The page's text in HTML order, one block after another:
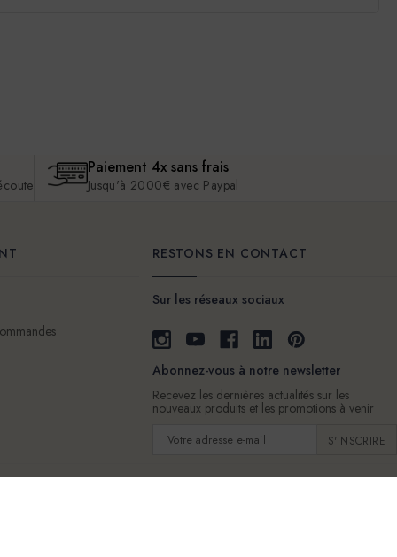
Paiement 4x sans frais
Jusqu'à 2000€ avec Paypal
RESTONS EN CONTACT
Sur les réseaux sociaux
Abonnez-vous à notre newsletter
Recevez les dernières actualités sur les
nouveaux produits et les promotions à venir
Adresse
mail